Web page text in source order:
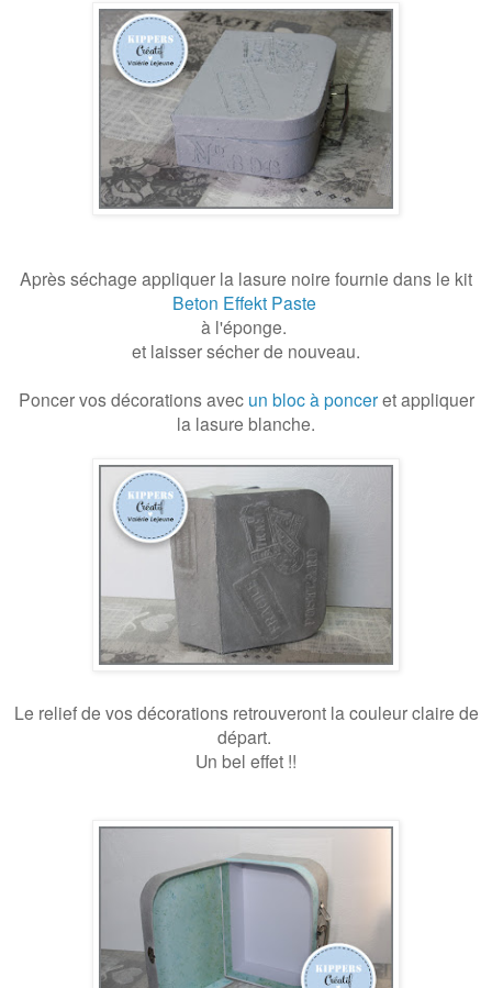
Après séchage appliquer la lasure noire fournie dans le kit
Beton Effekt Paste
à l'éponge.
et laisser sécher de nouveau.
Poncer vos décorations avec un bloc à ponceret appliquer
la lasure blanche.
Le relief de vos décorations retrouveront la couleur claire de
départ.
Un bel effet !!